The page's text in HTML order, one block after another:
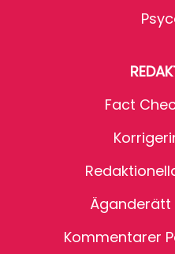
Fact
Äganderätt
Kommentarer